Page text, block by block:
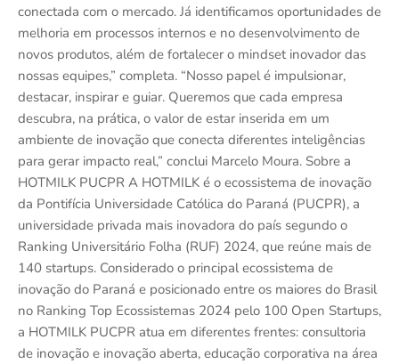
conectada com o mercado. Já identificamos oportunidades de
melhoria em processos internos e no desenvolvimento de
novos produtos, além de fortalecer o mindset inovador das
nossas equipes,” completa. “Nosso papel é impulsionar,
destacar, inspirar e guiar. Queremos que cada empresa
descubra, na prática, o valor de estar inserida em um
ambiente de inovação que conecta diferentes inteligências
para gerar impacto real,” conclui Marcelo Moura. Sobre a
HOTMILK PUCPR A HOTMILK é o ecossistema de inovação
da Pontifícia Universidade Católica do Paraná (PUCPR), a
universidade privada mais inovadora do país segundo o
Ranking Universitário Folha (RUF) 2024, que reúne mais de
140 startups. Considerado o principal ecossistema de
inovação do Paraná e posicionado entre os maiores do Brasil
no Ranking Top Ecossistemas 2024 pelo 100 Open Startups,
a HOTMILK PUCPR atua em diferentes frentes: consultoria
de inovação e inovação aberta, educação corporativa na área